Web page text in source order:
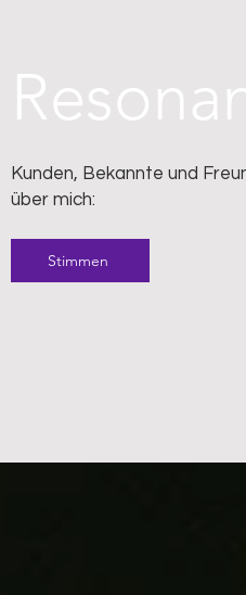
Kunden, Bekannte und
über mich:
Stimmen